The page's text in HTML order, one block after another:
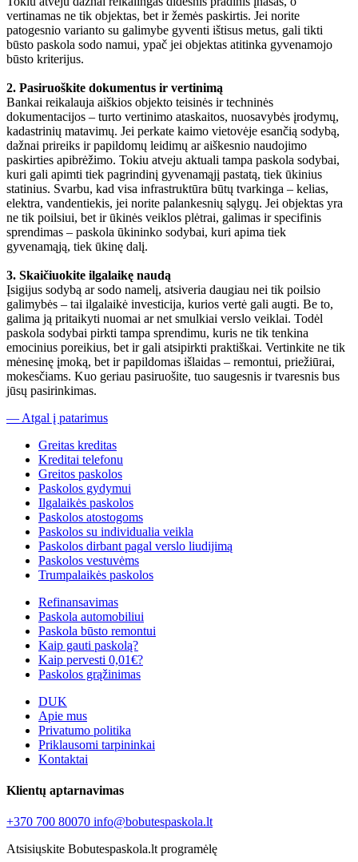
vertinamas ne tik objektas, bet ir žemės paskirtis. Jei norite
patogesnio varianto su galimybe gyventi ištisus metus, gali tikti
būsto paskola sodo namui, ypač jei objektas atitinka gyvenamojo
būsto kriterijus.
2. Pasiruoškite dokumentus ir vertinimą
Bankai reikalauja aiškios objekto teisinės ir techninės
dokumentacijos – turto vertinimo ataskaitos, nuosavybės įrodymų,
kadastrinių matavimų. Jei perkate kaimo vietovėje esančią sodybą,
dažnai prireiks ir papildomų leidimų ar aiškesnio naudojimo
paskirties apibrėžimo. Tokiu atveju aktuali tampa paskola sodybai,
kuri gali apimti tiek pagrindinį gyvenamąjį pastatą, tiek ūkinius
statinius. Svarbu, kad visa infrastruktūra būtų tvarkinga – kelias,
elektra, vandentiekis, jei norite palankesnių sąlygų. Jei objektas yra
ne tik poilsiui, bet ir ūkinės veiklos plėtrai, galimas ir specifinis
sprendimas – paskola ūkininko sodybai, kuri apima tiek
gyvenamąją, tiek ūkinę dalį.
3. Skaičiuokite ilgalaikę naudą
Įsigijus sodybą ar sodo namelį, atsiveria daugiau nei tik poilsio
galimybės – tai ilgalaikė investicija, kurios vertė gali augti. Be to,
galima ją pritaikyti nuomai ar net smulkiai verslo veiklai. Todėl
paskola sodybai pirkti tampa sprendimu, kuris ne tik tenkina
emocinius poreikius, bet ir gali atsipirkti praktiškai. Vertinkite ne tik
mėnesinę įmoką, bet ir papildomas išlaidas – remontui, priežiūrai,
mokesčiams. Kuo geriau pasiruošite, tuo saugesnis ir tvaresnis bus
jūsų pasirinkimas.
— Atgal į patarimus
Greitas kreditas
Kreditai telefonu
Greitos paskolos
Paskolos gydymui
Ilgalaikės paskolos
Paskolos atostogoms
Paskolos su individualia veikla
Paskolos dirbant pagal verslo liudijimą
Paskolos vestuvėms
Trumpalaikės paskolos
Refinansavimas
Paskola automobiliui
Paskola būsto remontui
Kaip gauti paskolą?
Kaip pervesti 0,01€?
Paskolos grąžinimas
DUK
Apie mus
Privatumo politika
Priklausomi tarpininkai
Kontaktai
Klientų aptarnavimas
+370 700 80070 info@bobutespaskola.lt
Atsisiųskite Bobutespaskola.lt programėlę